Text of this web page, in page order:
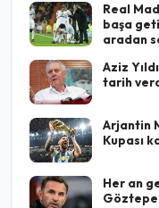
Real
başa
aradan
Aziz
tarih
Arjantin
Kupası
Her an